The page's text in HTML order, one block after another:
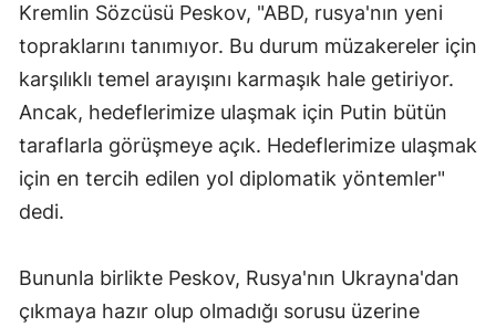
Giresun
Gümüşhane
Hakkari
Hatay
İstanbul
Kremlin Sözcüsü Peskov, "ABD, rusya'nın yeni
topraklarını tanımıyor. Bu durum müzakereler için
karşılıklı temel arayışını karmaşık hale getiriyor.
Ancak, hedeflerimize ulaşmak için Putin bütün
taraflarla görüşmeye açık. Hedeflerimize ulaşmak
için en tercih edilen yol diplomatik yöntemler"
dedi.
Bununla birlikte Peskov, Rusya'nın Ukrayna'dan
çıkmaya hazır olup olmadığı sorusu üzerine